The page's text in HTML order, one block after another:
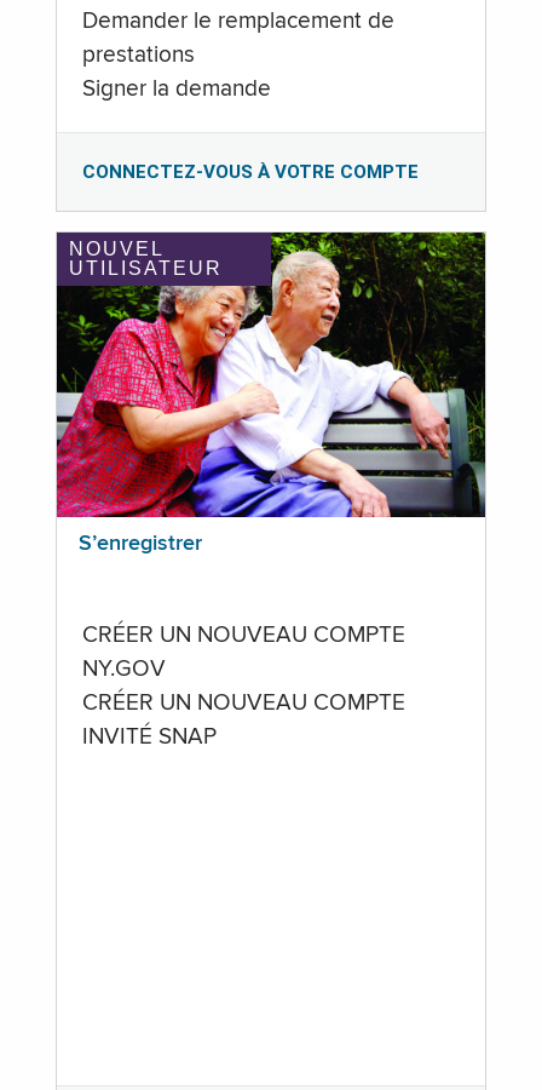
Demander le remplacement de
prestations
Signer la demande
CONNECTEZ-VOUS À VOTRE COMPTE
NOUVEL
UTILISATEUR
S’enregistrer
CRÉER UN NOUVEAU COMPTE
NY.GOV
CRÉER UN NOUVEAU COMPTE
INVITÉ SNAP